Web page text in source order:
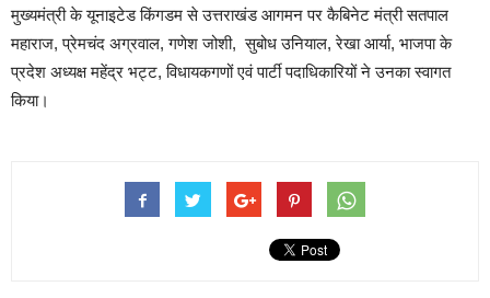
मुख्यमंत्री के यूनाइटेड किंगडम से उत्तराखंड आगमन पर कैबिनेट मंत्री सतपाल
महाराज, प्रेमचंद अग्रवाल, गणेश जोशी, सुबोध उनियाल, रेखा आर्या, भाजपा के
प्रदेश अध्यक्ष महेंद्र भट्ट, विधायकगणों एवं पार्टी पदाधिकारियों ने उनका स्वागत
किया।